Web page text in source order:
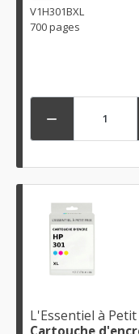
V1H301BXL
700 pages

L'Essentiel à